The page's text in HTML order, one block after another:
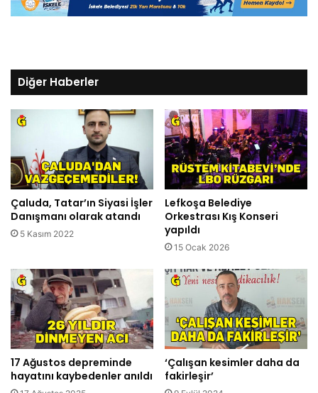
Diğer Haberler
Çaluda, Tatar’ın Siyasi İşler
Danışmanı olarak atandı
5 Kasım 2022
Lefkoşa Belediye
Orkestrası Kış Konseri
yapıldı
15 Ocak 2026
17 Ağustos depreminde
hayatını kaybedenler anıldı
‘Çalışan kesimler daha da
fakirleşir’